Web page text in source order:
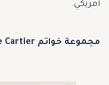
أمريكي.
مجموعة خواتم Clash de Cartier: